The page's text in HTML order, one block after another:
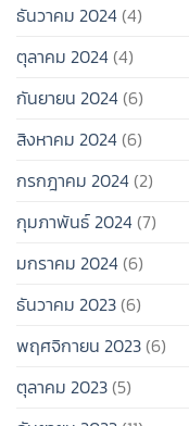
รีบ
มี
ก็ได้!
สิ้น
2024
ธันวาคม 2024(4)
ตุลาคม 2024(4)
กันยายน 2024(6)
สิงหาคม 2024(6)
กรกฎาคม 2024(2)
กุมภาพันธ์ 2024(7)
มกราคม 2024(6)
ธันวาคม 2023(6)
พฤศจิกายน 2023(6)
ตุลาคม 2023(5)